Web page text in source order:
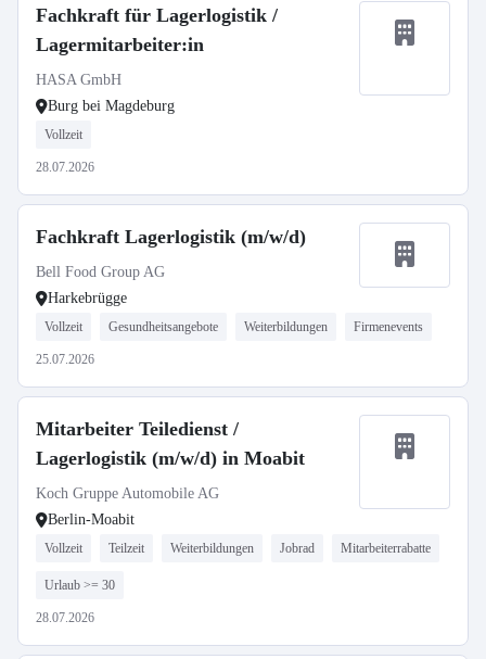
Fachkraft für Lagerlogistik /
Lagermitarbeiter:in
HASA GmbH
Burg bei Magdeburg
Vollzeit
28.07.2026
Fachkraft Lagerlogistik (m/w/d)
Bell Food Group AG
Harkebrügge
Vollzeit Gesundheitsangebote Weiterbildungen Firmenevents
25.07.2026
Mitarbeiter Teiledienst /
Lagerlogistik (m/w/d) in Moabit
Koch Gruppe Automobile AG
Berlin-Moabit
Vollzeit Teilzeit Weiterbildungen Jobrad Mitarbeiterrabatte
Urlaub >= 30
28.07.2026